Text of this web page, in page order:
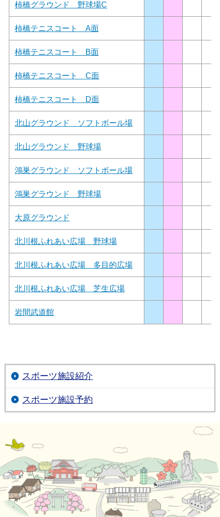
柿橋グラウンド 野球場C
柿橋テニスコート A面
柿橋テニスコート B面
柿橋テニスコート C面
柿橋テニスコート D面
北山グラウンド ソフトボール場
北山グラウンド 野球場
鴻巣グラウンド ソフトボール場
鴻巣グラウンド 野球場
大原グラウンド
北川根ふれあい広場 野球場
北川根ふれあい広場 多目的広場
北川根ふれあい広場 芝生広場
岩間武道館
スポーツ施設紹介
スポーツ施設予約